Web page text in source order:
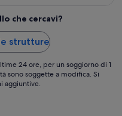
che cercavi?
strutture
24 ore, per un soggiorno di 1
sono soggette a modifica. Si
aggiuntive.